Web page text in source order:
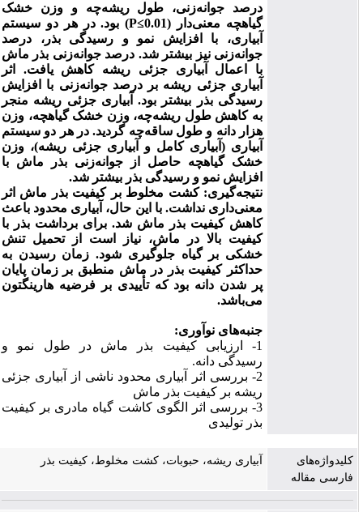
درصد جوانه‌زنی، طول ریشه‌چه و وزن خشک
گیاهچه معنی‌دار (
P≤0.01) بود. در هر دو سیستم
آبیاری، با افزایش نمو و رسیدگی بذر، درصد
جوانه‌زنی نیز بیشتر شد. درصد جوانه‌زنی بذر ماش
با اعمال آبیاری جزئی ریشه کاهش یافت. اثر
آبیاری جزئی ریشه بر درصد جوانه‌زنی با افزایش
رسیدگی بذر بیشتر بود. آبیاری جزئی ریشه منجر
به کاهش طول ریشه‌چه، وزن خشک گیاهچه، وزن
هزار دانه و طول ساقه‌چه گردید. در هر دو سیستم
آبیاری (آبیاری کامل و آبیاری جزئی ریشه)، وزن
خشک گیاهچه حاصل از جوانه‌زنی بذر ماش با
افزایش نمو و رسیدگی بذر بیشتر شد.
نتیجه‌گیری: کشت مخلوط بر کیفیت بذر ماش اثر
معنی‌داری نداشت. با این حال، آبیاری محدود باعث
کاهش کیفیت بذر ماش شد. برای برداشت بذر با
کیفیت بالا در ماش، نیاز است از تحمیل تنش
خشکی بر گیاه جلوگیری شود. زمان رسیدن به
حداکثر کیفیت بذر در ماش منطبق بر زمان پایان
پر شدن دانه بود که تأییدی بر فرضیه هارینگتون
می‌باشد.
جنبه‌های نوآوری:
1- ارزیابی کیفیت بذر ماش در طول نمو و
رسیدگی دانه.
2- بررسی اثر آبیاری محدود ناشی از آبیاری جزئی
ریشه بر کیفیت بذر ماش
3- بررسی اثر الگوی کاشت گیاه مادری بر کیفیت
بذر تولیدی
کلیدواژه‌های
فارسی مقاله
آبیاری ریشه، حبوبات، کشت مخلوط، کیفیت بذر